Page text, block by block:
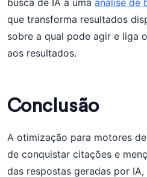
busca de IA a uma análise de
que transforma resultados
sobre a qual pode agir e liga
aos resultados.
Conclusão
A otimização para motores
de conquistar citações e
das respostas geradas por